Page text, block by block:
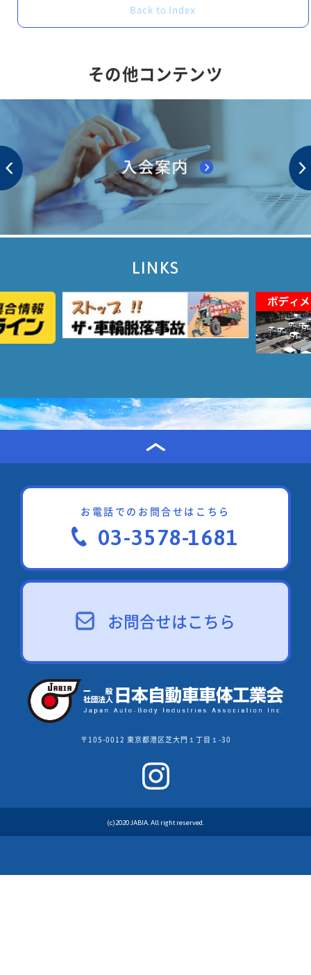
Back to Index
その他コンテンツ
LINKS
お電話でのお問合せはこちら
03-3578-1681
お問合せはこちら
〒105-0012 東京都港区芝大門１丁目１-30
(c)2020 JABIA. All right reserved.